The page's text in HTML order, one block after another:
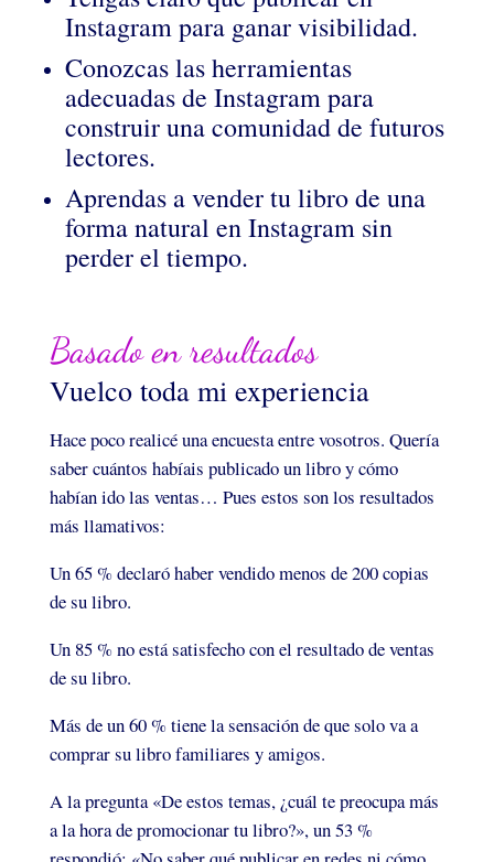
Instagram para ganar visibilidad.
Conozcas las herramientas
adecuadas de Instagram para
construir una comunidad de futuros
lectores.
Aprendas a vender tu libro de una
forma natural en Instagram sin
perder el tiempo.
Basado en resultados
Vuelco toda mi experiencia
Hace poco realicé una encuesta entre vosotros. Quería
saber cuántos habíais publicado un libro y cómo
habían ido las ventas… Pues estos son los resultados
más llamativos:
Un 65 % declaró haber vendido menos de 200 copias
de su libro.
Un 85 % no está satisfecho con el resultado de ventas
de su libro.
Más de un 60 % tiene la sensación de que solo va a
comprar su libro familiares y amigos.
A la pregunta «De estos temas, ¿cuál te preocupa más
a la hora de promocionar tu libro?», un 53 %